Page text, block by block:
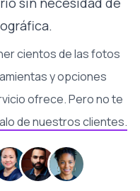
cientos de las fotos
y opciones
ofrece. Pero no te
de nuestros clientes.